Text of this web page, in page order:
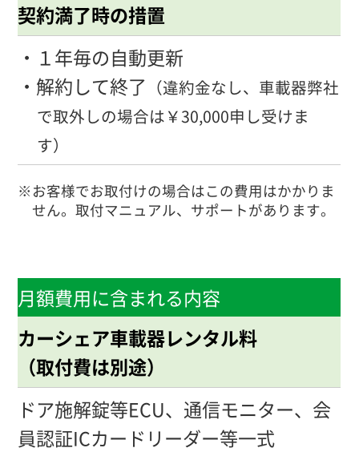
契約満了時の措置
・１年毎の自動更新
・解約して終了 （違約金なし、車載器弊社
で取外しの場合は￥30,000申し受けま
す）
※お客様でお取付けの場合はこの費用はかかりま
せん。取付マニュアル、サポートがあります。
月額費用に含まれる内容
カーシェア車載器レンタル料
（取付費は別途）
ドア施解錠等ECU、通信モニター、会
員認証ICカードリーダー等一式